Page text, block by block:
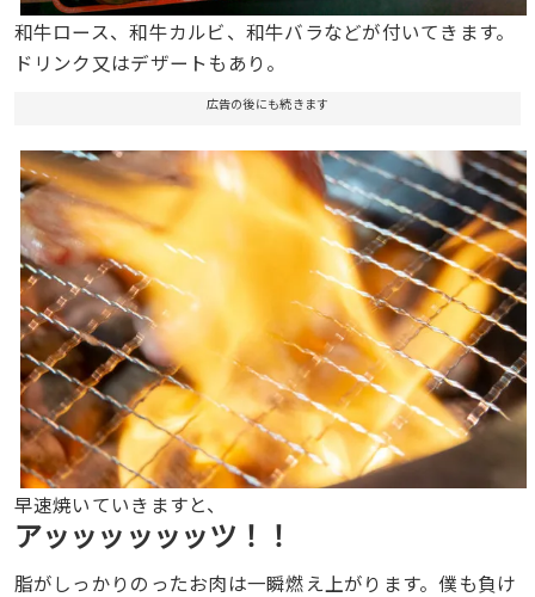
和牛ロース、和牛カルビ、和牛バラなどが付いてきます。
ドリンク又はデザートもあり。
広告の後にも続きます
早速焼いていきますと、
アッッッッッッツ！！
脂がしっかりのったお肉は一瞬燃え上がります。僕も負け